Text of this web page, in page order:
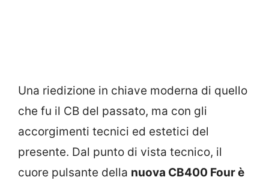
Una riedizione in chiave moderna di quello
che fu il CB del passato, ma con gli
accorgimenti tecnici ed estetici del
presente. Dal punto di vista tecnico, il
cuore pulsante della nuova CB400 Four è